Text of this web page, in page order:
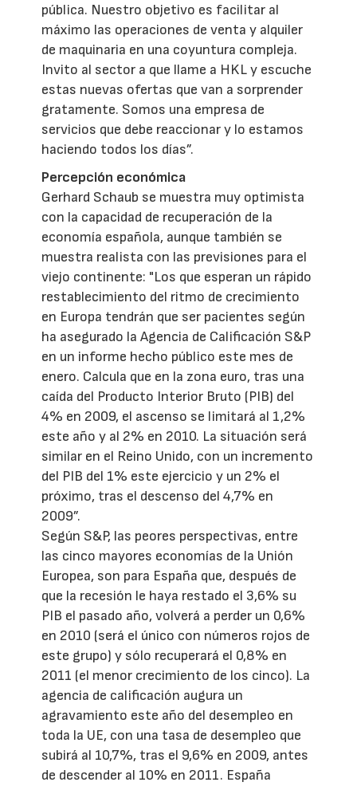
pública. Nuestro objetivo es facilitar al
máximo las operaciones de venta y alquiler
de maquinaria en una coyuntura compleja.
Invito al sector a que llame a HKL y escuche
estas nuevas ofertas que van a sorprender
gratamente. Somos una empresa de
servicios que debe reaccionar y lo estamos
haciendo todos los días”.
Percepción económica
Gerhard Schaub se muestra muy optimista
con la capacidad de recuperación de la
economía española, aunque también se
muestra realista con las previsiones para el
viejo continente: "Los que esperan un rápido
restablecimiento del ritmo de crecimiento
en Europa tendrán que ser pacientes según
ha asegurado la Agencia de Calificación S&P
en un informe hecho público este mes de
enero. Calcula que en la zona euro, tras una
caída del Producto Interior Bruto (PIB) del
4% en 2009, el ascenso se limitará al 1,2%
este año y al 2% en 2010. La situación será
similar en el Reino Unido, con un incremento
del PIB del 1% este ejercicio y un 2% el
próximo, tras el descenso del 4,7% en
2009”.
Según S&P, las peores perspectivas, entre
las cinco mayores economías de la Unión
Europea, son para España que, después de
que la recesión le haya restado el 3,6% su
PIB el pasado año, volverá a perder un 0,6%
en 2010 (será el único con números rojos de
este grupo) y sólo recuperará el 0,8% en
2011 (el menor crecimiento de los cinco). La
agencia de calificación augura un
agravamiento este año del desempleo en
toda la UE, con una tasa de desempleo que
subirá al 10,7%, tras el 9,6% en 2009, antes
de descender al 10% en 2011. España